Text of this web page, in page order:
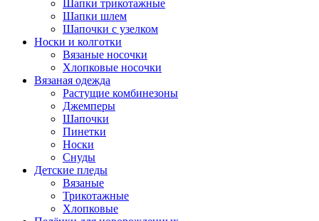
Шапки трикотажные
Шапки шлем
Шапочки с узелком
Носки и колготки
Вязаные носочки
Хлопковые носочки
Вязаная одежда
Растущие комбинезоны
Джемперы
Шапочки
Пинетки
Носки
Снуды
Детские пледы
Вязаные
Трикотажные
Хлопковые